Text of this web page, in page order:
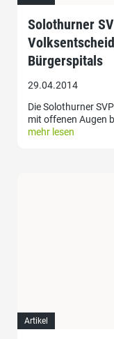
Solothurner
Bürgerspitals
29.04.2014
Die Solothurner
mit offenen Augen
mehr lesen
Artikel